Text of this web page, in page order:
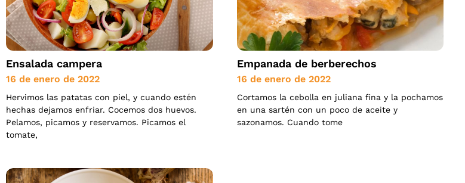
Ensalada campera
16 de enero de 2022
Hervimos las patatas con piel, y cuando estén
hechas dejamos enfriar. Cocemos dos huevos.
Pelamos, picamos y reservamos. Picamos el
tomate,
Empanada de berberechos
16 de enero de 2022
Cortamos la cebolla en juliana fina y la pochamos
en una sartén con un poco de aceite y
sazonamos. Cuando tome